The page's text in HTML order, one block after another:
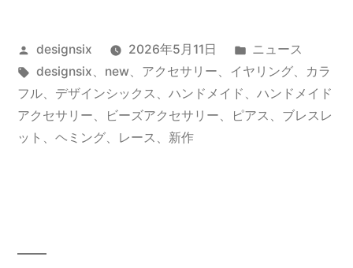
PIERCE/EARRING
〉”
の
投
稿
者:
designsix 2026年5月11日
カ
テ
ゴ
リ
ニュース
タ
グ:
designsix、 new、 アクセサリー、 イヤリング、
カラ
フル、 デザインシックス 、 ハンドメイド 、 ハンドメイド
アクセサリー、 ビーズアクセサリー、 ピアス 、 ブレスレ
ット 、 ヘミング、 レース 、 新作